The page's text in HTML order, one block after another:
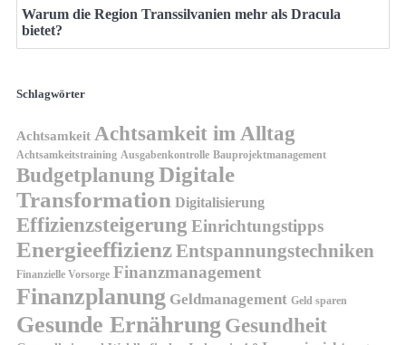
Warum die Region Transsilvanien mehr als Dracula
bietet?
Schlagwörter
Achtsamkeit Achtsamkeit im Alltag
Achtsamkeitstraining Ausgabenkontrolle Bauprojektmanagement
BudgetplanungDigitale
Transformation Digitalisierung
Effizienzsteigerung Einrichtungstipps
EnergieeffizienzEntspannungstechniken
Finanzielle Vorsorge Finanzmanagement
Finanzplanung Geldmanagement Geld sparen
Gesunde Ernährung Gesundheit